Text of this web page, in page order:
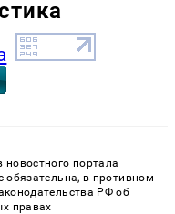
портала
обязательна, в противном
РФ об
правах